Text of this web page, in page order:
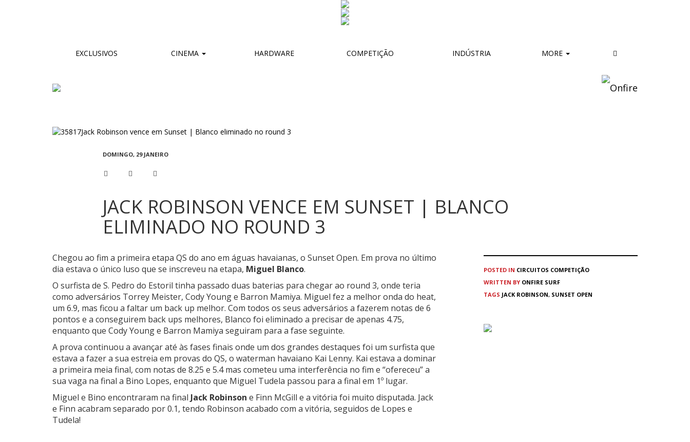
EXCLUSIVOS CINEMA HARDWARE COMPETIÇÃO INDÚSTRIA MORE
DOMINGO, 29 JANEIRO
JACK ROBINSON VENCE EM SUNSET | BLANCO
ELIMINADO NO ROUND 3
Chegou ao fim a primeira etapa QS do ano em águas havaianas, o Sunset Open. Em prova no último
dia estava o único luso que se inscreveu na etapa, Miguel Blanco.
O surfista de S. Pedro do Estoril tinha passado duas baterias para chegar ao round 3, onde teria
como adversários Torrey Meister, Cody Young e Barron Mamiya. Miguel fez a melhor onda do heat,
um 6.9, mas ficou a faltar um back up melhor. Com todos os seus adversários a fazerem notas de 6
pontos e a conseguirem back ups melhores, Blanco foi eliminado a precisar de apenas 4.75,
enquanto que Cody Young e Barron Mamiya seguiram para a fase seguinte.
A prova continuou a avançar até às fases finais onde um dos grandes destaques foi um surfista que
estava a fazer a sua estreia em provas do QS, o waterman havaiano Kai Lenny. Kai estava a dominar
a primeira meia final, com notas de 8.25 e 5.4 mas cometeu uma interferência no fim e “ofereceu” a
sua vaga na final a Bino Lopes, enquanto que Miguel Tudela passou para a final em 1º lugar.
Miguel e Bino encontraram na final Jack Robinson e Finn McGill e a vitória foi muito disputada. Jack
e Finn acabram separado por 0.1, tendo Robinson acabado com a vitória, seguidos de Lopes e
Tudela!
POSTED IN CIRCUITOS COMPETIÇÃO
WRITTEN BY ONFIRE SURF
TAGS JACK ROBINSON, SUNSET OPEN